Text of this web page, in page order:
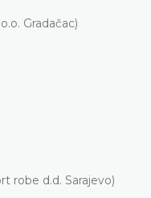
Gradačac)
robe d.d. Sarajevo)